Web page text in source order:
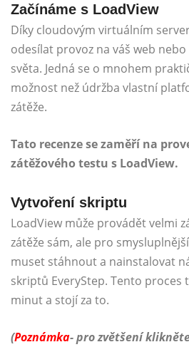
Začínáme s LoadView
Díky cloudovým virtuálním
odesílat provoz na váš web nebo
světa. Jedná se o mnohem
možnost než údržba vlastní
zátěže.
Tato recenze se zaměří na
zátěžového testu s LoadView.
Vytvoření skriptu
LoadView může provádět velmi
zátěže sám, ale pro
muset stáhnout a nainstalovat
skriptů EveryStep. Tento proces
minut a stojí za to.
(Poznámka- pro zvětšení